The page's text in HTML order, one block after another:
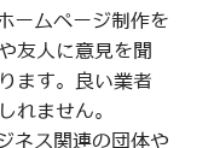
ームページ制作を
友人に意見を聞
ます。良い業者
れません。
ネス関連の団体や